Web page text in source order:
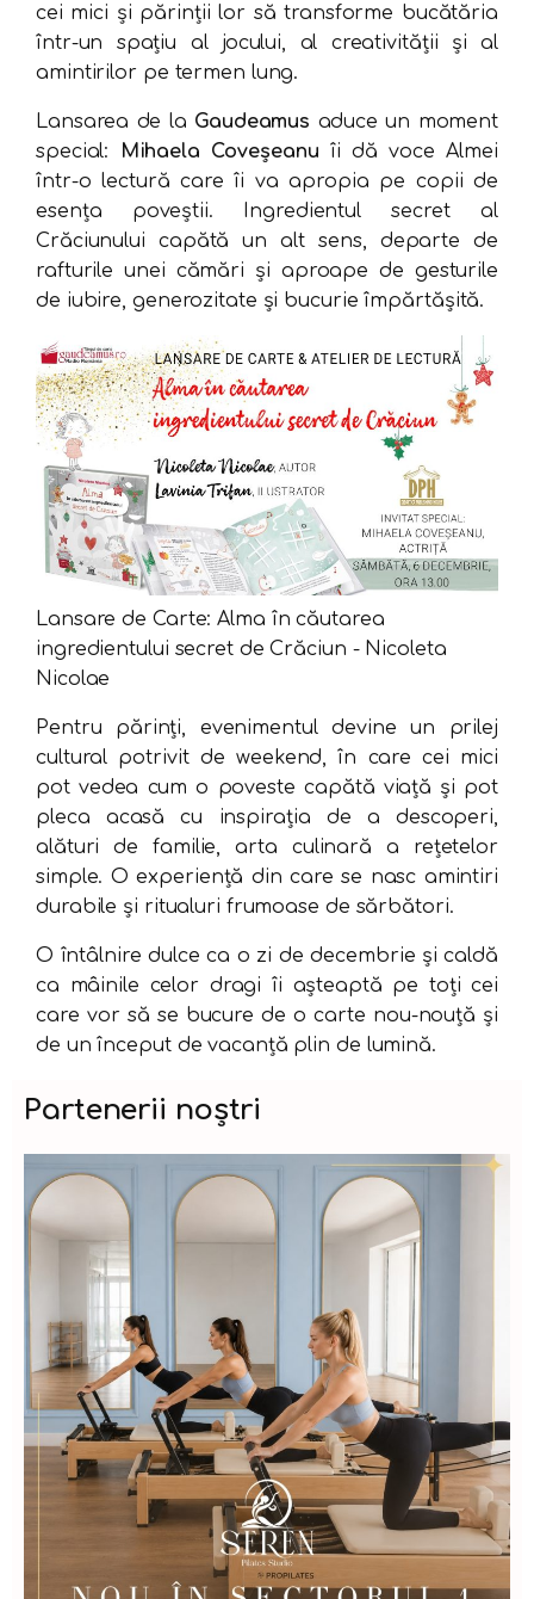
cei mici și părinții lor să transforme bucătăria
într-un spațiu al jocului, al creativității și al
amintirilor pe termen lung.
Lansarea de la Gaudeamus aduce un moment
special:
Mihaela Coveșeanu îi dă voce Almei
într-o lectură care îi va apropia pe copii de
esența poveștii. Ingredientul secret al
Crăciunului capătă un alt sens, departe de
rafturile unei cămări și aproape de gesturile
de iubire, generozitate și bucurie împărtășită.
Lansare de Carte: Alma în căutarea
ingredientului secret de Crăciun - Nicoleta
Nicolae
Pentru părinți, evenimentul devine un prilej
cultural potrivit de weekend, în care cei mici
pot vedea cum o poveste capătă viață și pot
pleca acasă cu inspirația de a descoperi,
alături de familie, arta culinară a rețetelor
simple. O experiență din care se nasc amintiri
durabile și ritualuri frumoase de sărbători.
O întâlnire dulce ca o zi de decembrie și caldă
ca mâinile celor dragi îi așteaptă pe toți cei
care vor să se bucure de o carte nou-nouță și
de un început de vacanță plin de lumină.
Partenerii noștri